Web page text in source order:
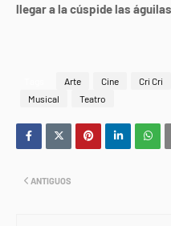
llegar a la cúspide las
Arte Cine Cri Cri
Musical
Teatro
ANTIGUOS